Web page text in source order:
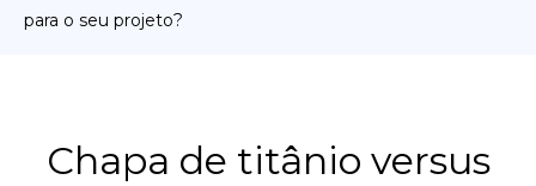
para o seu projeto?
Chapa de titânio versus